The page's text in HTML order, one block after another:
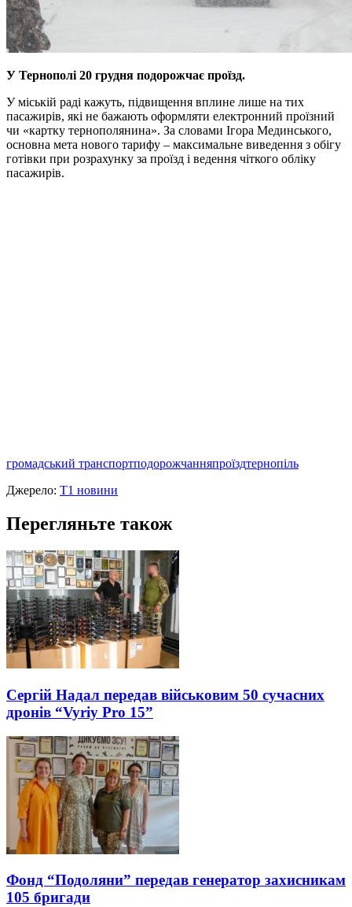
У Тернополі 20 грудня подорожчає проїзд.
У міській раді кажуть, підвищення вплине лише на тих
пасажирів, які не бажають оформляти електронний проїзний
чи «картку тернополянина». За словами Ігора Мединського,
основна мета нового тарифу – максимальне виведення з обігу
готівки при розрахунку за проїзд і ведення чіткого обліку
пасажирів.
громадський транспортподорожчанняпроїздтернопіль
Джерело: Т1 новини
Перегляньте також
Сергій Надал передав військовим 50 сучасних
дронів “Vyriy Pro 15”
Фонд “Подоляни” передав генератор захисникам
105 бригади